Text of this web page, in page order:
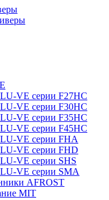
VE серии F27HC
VE серии F30HC
VE серии F35HC
VE серии F45HC
VE серии FHA
VE серии FHD
VE серии SHS
VE серии SMA
AFROST
MIT